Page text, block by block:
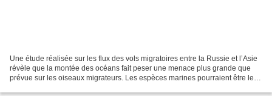
Une étude réalisée sur les flux des vols migratoires entre la Russie et l’Asie
révèle que la montée des océans fait peser une menace plus grande que
prévue sur les oiseaux migrateurs. Les espèces marines pourraient être les